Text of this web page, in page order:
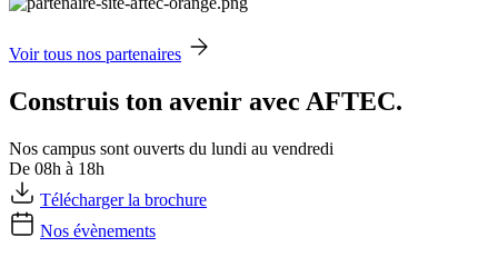
Voir tous nos partenaires
Construis ton avenir avec AFTEC.
Nos campus sont ouverts du lundi au vendredi
De 08h à 18h
Télécharger la brochure
Nos évènements